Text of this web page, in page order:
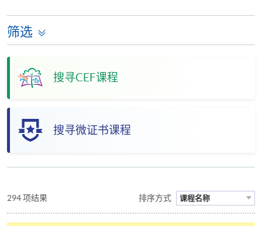
筛选
搜寻CEF课程
搜寻微证书课程
294 项结果 排序方式 课程名称